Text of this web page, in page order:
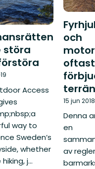
störa
Access
way to
Sweden’s
whether
j...
och
oftast
15 jun 2018
Denna
en
av